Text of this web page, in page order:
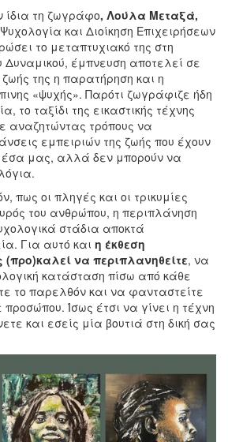
ίδια τη ζωγράφο, Λούλα Μεταξά,
και Διοίκηση Επιχειρήσεων
το μεταπτυχιακό της στη
Δυναμικού, έμπνευση αποτελεί σε
της η παρατήρηση και η
«ψυχής». Παρότι ζωγράφιζε ήδη
το ταξίδι της εικαστικής τέχνης
αναζητώντας τρόπους να
εμπειριών της ζωής που έχουν
μας, αλλά δεν μπορούν να
πως οι πληγές και οι τρικυμίες
του ανθρώπου, η περιπλάνηση
στάδια αποκτά
Για αυτό και η έκθεση
να περιπλανηθείτε, να
κατάσταση πίσω από κάθε
το παρελθόν και να φανταστείτε
προσώπου. Ίσως έτσι να γίνει η τέχνη
και εσείς μία βουτιά στη δική σας